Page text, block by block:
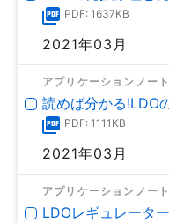
PDF: 1637KB
2021年03月
アプリケーションノート
読めば分かる!LDO
PDF: 1111KB
2021年03月
アプリケーションノート
LDOレギュレータ